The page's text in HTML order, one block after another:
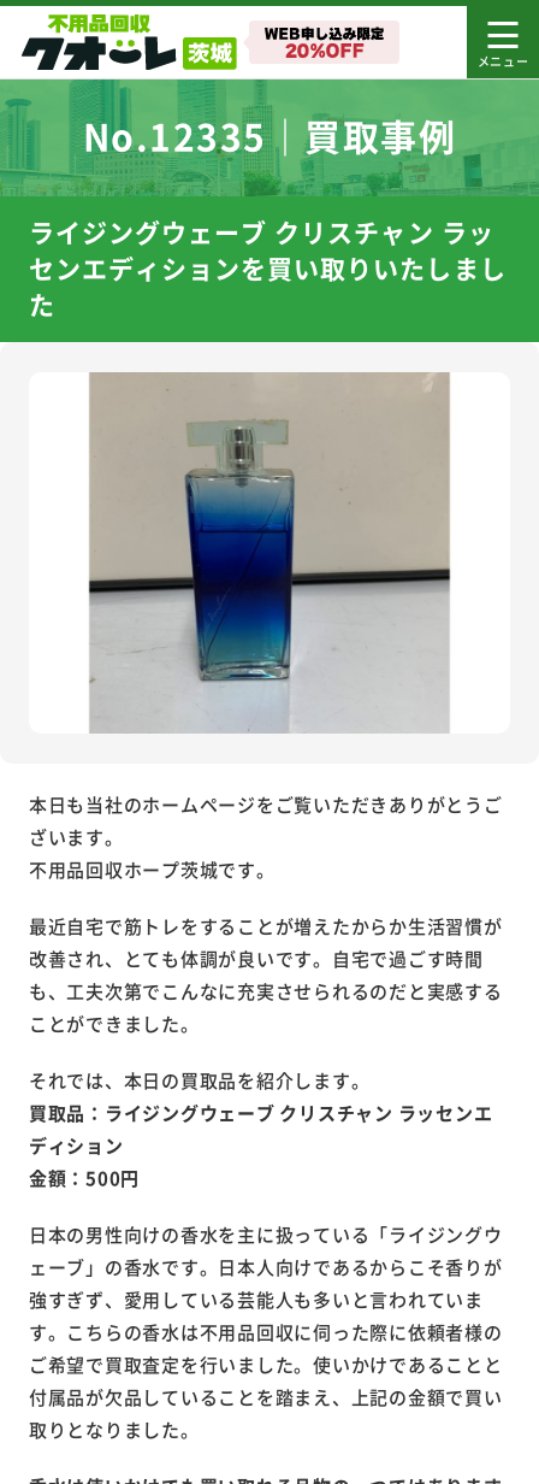
No.12335｜買取事例
ライジングウェーブ クリスチャン ラッ
センエディションを買い取りいたしまし
た
本日も当社のホームページをご覧いただきありがとうご
ざいます。
不用品回収ホープ茨城です。
最近自宅で筋トレをすることが増えたからか生活習慣が
改善され、とても体調が良いです。自宅で過ごす時間
も、工夫次第でこんなに充実させられるのだと実感する
ことができました。
それでは、本日の買取品を紹介します。
買取品：ライジングウェーブ クリスチャン ラッセンエ
ディション
金額：500円
日本の男性向けの香水を主に扱っている「ライジングウ
ェーブ」の香水です。日本人向けであるからこそ香りが
強すぎず、愛用している芸能人も多いと言われていま
す。こちらの香水は不用品回収に伺った際に依頼者様の
ご希望で買取査定を行いました。使いかけであることと
付属品が欠品していることを踏まえ、上記の金額で買い
取りとなりました。